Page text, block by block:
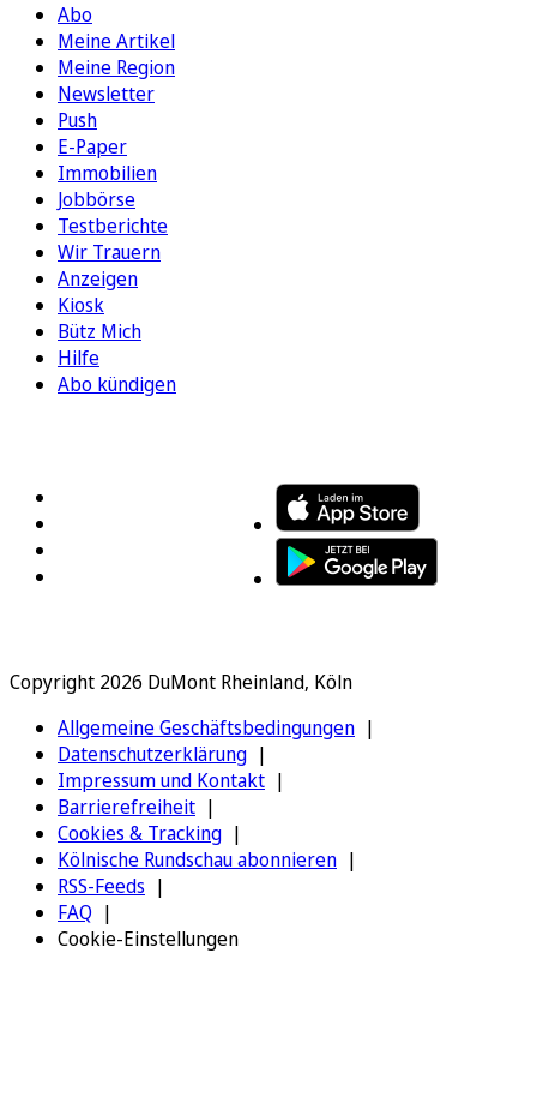
Abo
Meine Artikel
Meine Region
Newsletter
Push
E-Paper
Immobilien
Jobbörse
Testberichte
Wir Trauern
Anzeigen
Kiosk
Bütz Mich
Hilfe
Abo kündigen
Copyright 2026 DuMont Rheinland, Köln
Allgemeine Geschäftsbedingungen
Datenschutzerklärung
Impressum und Kontakt
Barrierefreiheit
Cookies & Tracking
Kölnische Rundschau abonnieren
RSS-Feeds
FAQ
Cookie-Einstellungen